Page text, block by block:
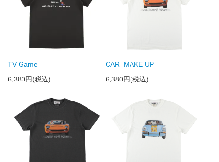
TV Game
6,380円(税込)
CAR_MAKE UP
6,380円(税込)